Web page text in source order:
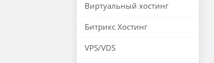
Виртуальный хостинг
Битрикс Хостинг
VPS/VDS